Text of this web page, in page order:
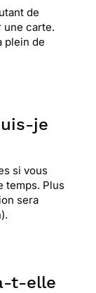
de
une carte.
plein de
je
si vous
temps. Plus
sera
t-elle